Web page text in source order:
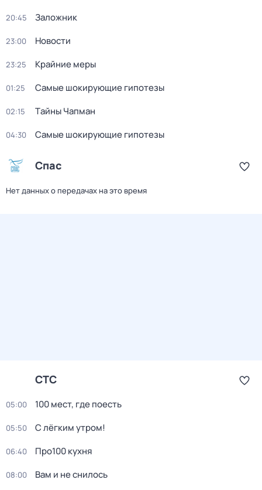
20:45 Заложник
23:00 Новости
23:25 Крайние меры
01:25 Самые шoкиpующие гипотезы
02:15 Тaйны Чапман
04:30 Самые шoкиpующие гипотезы
Спас
Нет данных о передачах на это время
СТС
05:00 100 мест, где поесть
05:50 С лёгким утром!
06:40 Про100 кухня
08:00 Вам и не снилось